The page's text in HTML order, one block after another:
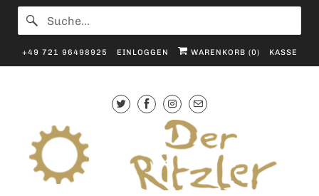
+49 721 96498925 EINLOGGEN WARENKORB (0) KASSE